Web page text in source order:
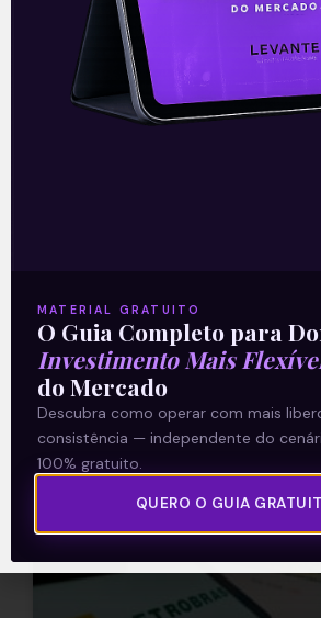
Gestora Mubadala
como nova
Braskem (BRKM5)
Leia mais
19/04/2021
MATERIAL GRATUITO
O Guia Completo para
Investimento Mais
do Mercado
Descubra como operar com mais
consistência — independente do
100% gratuito.
QUERO O GUIA